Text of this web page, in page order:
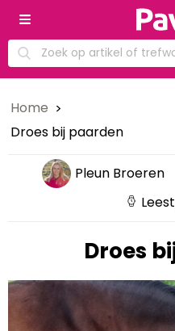
Home
Droes bij paarden
Pleun Broeren
Droes